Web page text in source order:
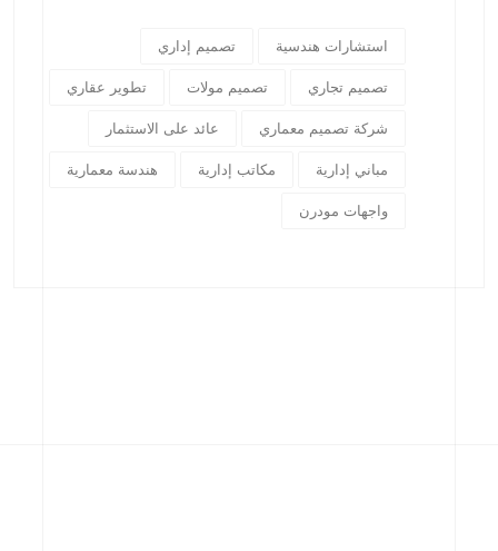
استشارات هندسية تصميم إداري
تصميم تجاري تصميم مولات تطوير عقاري
شركة تصميم معماري عائد على الاستثمار
مباني إدارية مكاتب إدارية هندسة معمارية
واجهات مودرن